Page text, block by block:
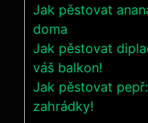
Jak pěstovat
doma
Jak pěstovat
váš balkon!
Jak pěstovat
zahrádky!